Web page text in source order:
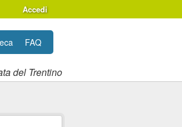
Accedi
del Trentino
FAQ